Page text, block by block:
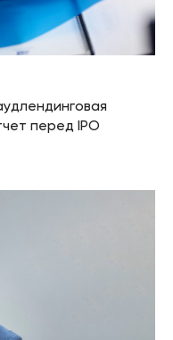
перед IPO